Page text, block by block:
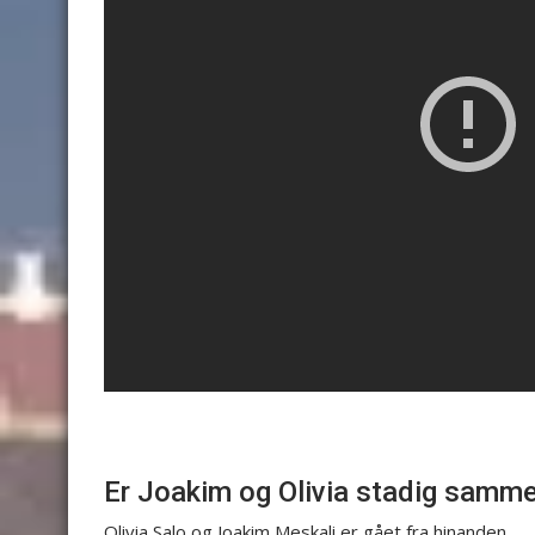
Er Joakim og Olivia stadig